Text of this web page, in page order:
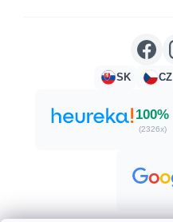
SK CZ
100%
(2326x)